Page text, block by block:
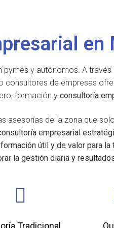
en
y autónomos. A
consultores de empresas
formación y consultoría
asesorías de la zona que
empresarial
útil y de valor para
la gestión diaria y
Tradicional